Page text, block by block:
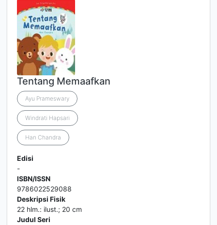
Tentang Memaafkan
Ayu Prameswary
Windrati Hapsari
Han Chandra
Edisi
-
ISBN/ISSN
9786022529088
Deskripsi Fisik
22 hlm.: ilust.; 20 cm
Judul Seri